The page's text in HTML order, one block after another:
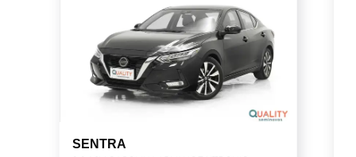
SENTRA